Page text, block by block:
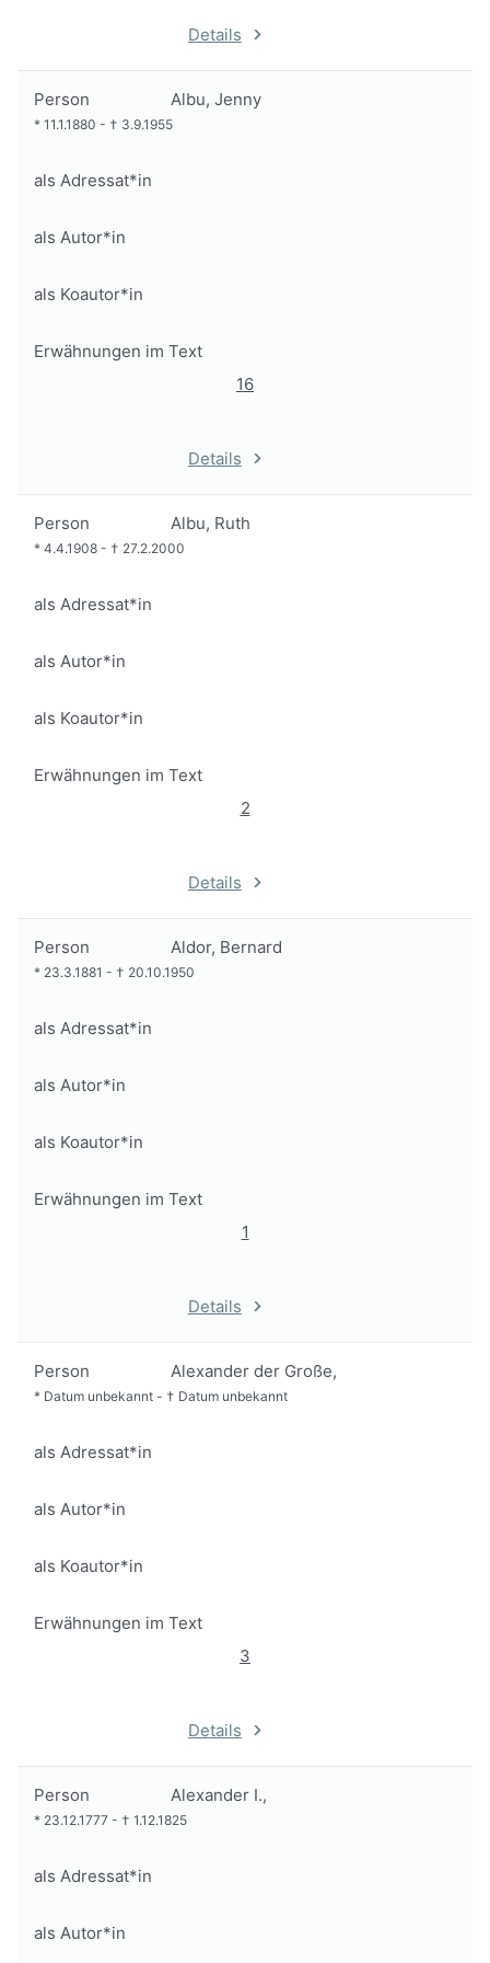
Details
Person Albu, Jenny
* 11.1.1880 - † 3.9.1955
als Adressat*in
als Autor*in
als Koautor*in
Erwähnungen im Text
16
Details
Person Albu, Ruth
* 4.4.1908 - † 27.2.2000
als Adressat*in
als Autor*in
als Koautor*in
Erwähnungen im Text
2
Details
Person Aldor, Bernard
* 23.3.1881 - † 20.10.1950
als Adressat*in
als Autor*in
als Koautor*in
Erwähnungen im Text
1
Details
Person Alexander der Große,
* Datum unbekannt - † Datum unbekannt
als Adressat*in
als Autor*in
als Koautor*in
Erwähnungen im Text
3
Details
Person Alexander I.,
* 23.12.1777 - † 1.12.1825
als Adressat*in
als Autor*in